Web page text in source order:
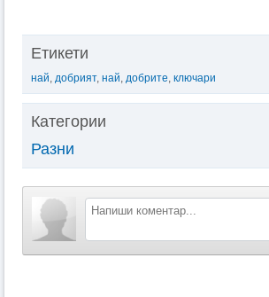
Етикети
най, добрият, най, добрите, ключари
Категории
Разни